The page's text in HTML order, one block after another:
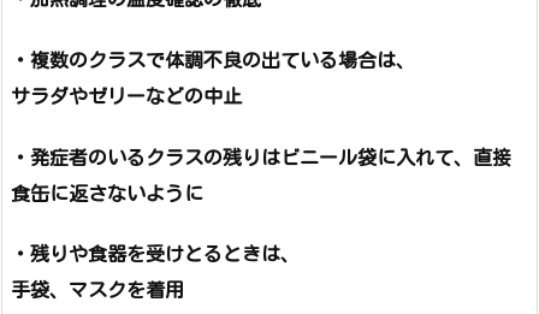
・複数のクラスで体調不良の出ている場合は、
サラダやゼリーなどの中止
・発症者のいるクラスの残りはビニール袋に入れて、直接
食缶に返さないように
・残りや食器を受けとるときは、
手袋、マスクを着用